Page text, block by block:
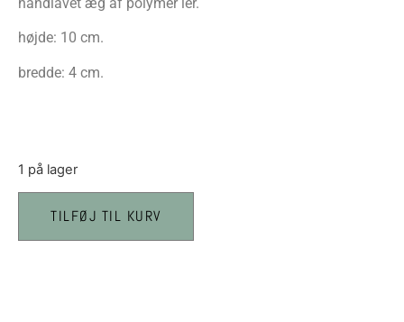
højde: 10 cm.
bredde: 4 cm.
1 på lager
TILFØJ TIL KURV